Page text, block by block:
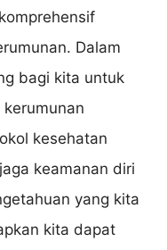
Dalam
bagi kita untuk
kesehatan
keamanan diri
yang kita
kita dapat